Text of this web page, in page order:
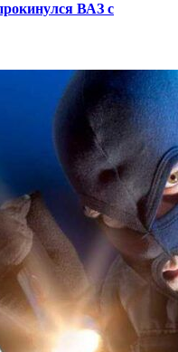
ВАЗ с